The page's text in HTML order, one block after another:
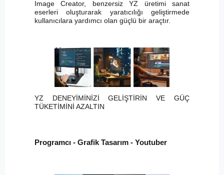
Image Creator, benzersiz YZ üretimi sanat
eserleri oluşturarak yaratıcılığı geliştirmede
kullanıcılara yardımcı olan güçlü bir araçtır.
YZ DENEYİMİNİZİ GELİŞTİRİN VE GÜÇ
TÜKETİMİNİ AZALTIN
Programcı - Grafik Tasarım - Youtuber